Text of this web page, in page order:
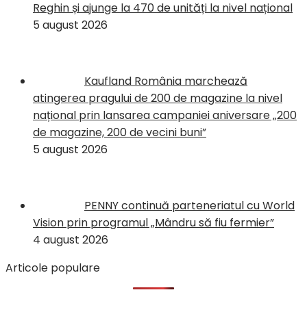
Reghin și ajunge la 470 de unități la nivel național
5 august 2026
Kaufland România marchează
atingerea pragului de 200 de magazine la nivel
național prin lansarea campaniei aniversare „200
de magazine, 200 de vecini buni”
5 august 2026
PENNY continuă parteneriatul cu World
Vision prin programul „Mândru să fiu fermier”
4 august 2026
Articole populare